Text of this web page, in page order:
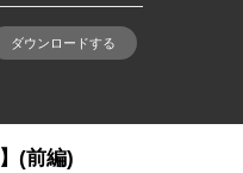
ダウンロードする
(前編)